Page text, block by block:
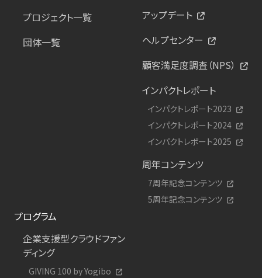
プロジェクト一覧
団体一覧
アップデート
ヘルプセンター
顧客満足度調査（NPS）
インパクトレポート
インパクトレポート2023
インパクトレポート2024
インパクトレポート2025
周年コンテンツ
7周年記念コンテンツ
5周年記念コンテンツ
プログラム
企業支援型クラウドファン
ディング
GIVING 100 by Yogibo